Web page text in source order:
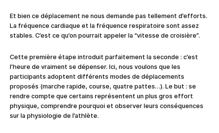
Et bien ce déplacement ne nous demande pas tellement d’efforts.
La fréquence cardiaque et la fréquence respiratoire sont assez
stables. C’est ce qu’on pourrait appeler la “vitesse de croisière”.
Cette première étape introduit parfaitement la seconde : c’est
l’heure de vraiment se dépenser. Ici, nous voulons que les
participants adoptent différents modes de déplacements
proposés (marche rapide, course, quatre pattes…). Le but : se
rendre compte que certains représentent un plus gros effort
physique, comprendre pourquoi et observer leurs conséquences
sur la physiologie de l’athlète.